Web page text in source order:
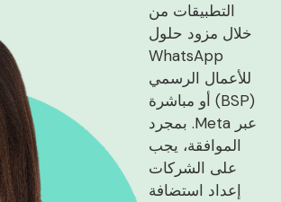
التطبيقات من
خلال مزود حلول
WhatsApp
للأعمال الرسمي
(BSP) أو مباشرة
عبر Meta. بمجرد
الموافقة، يجب
على الشركات
إعداد استضافة